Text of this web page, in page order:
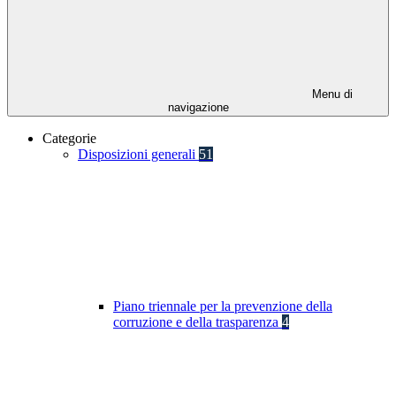
Menu di
navigazione
Categorie
Disposizioni generali 51
Piano triennale per la prevenzione della
corruzione e della trasparenza 4